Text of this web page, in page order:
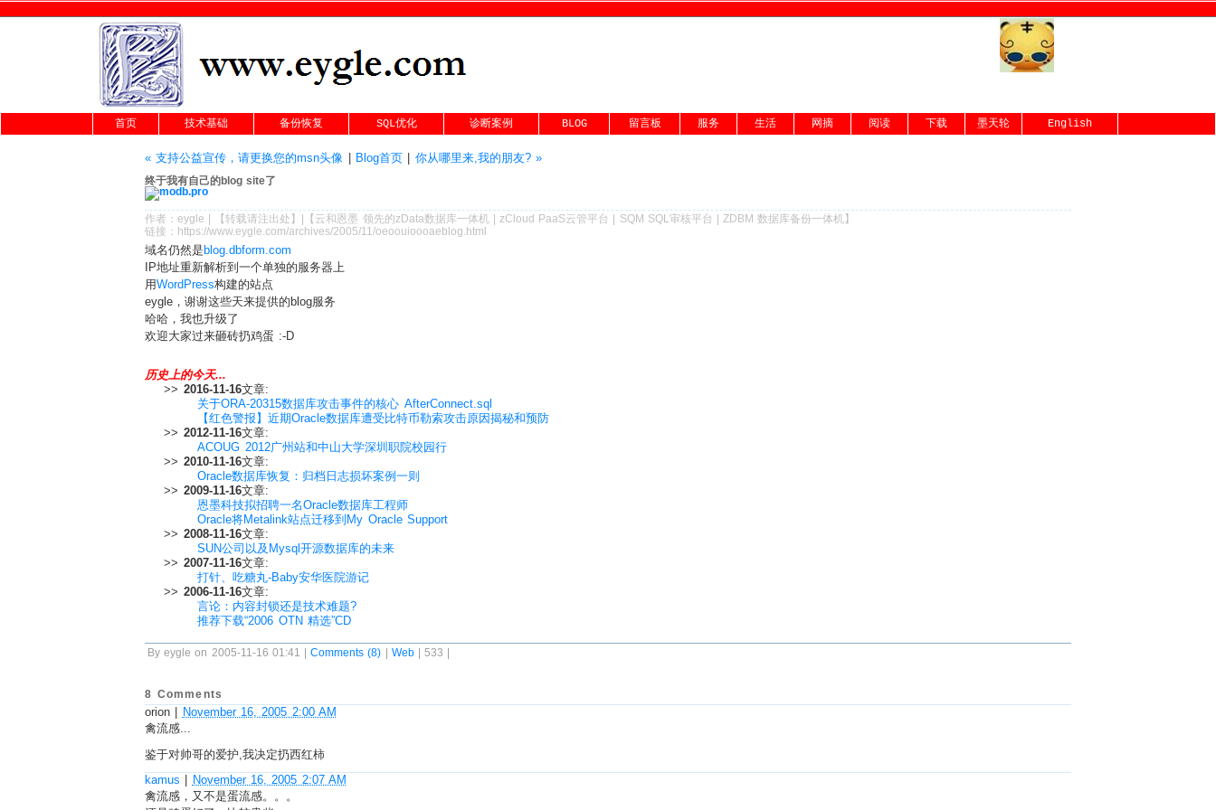
首页 技术基础 备份恢复 SQL优化 诊断案例 BLOG 留言板 服务 生活 网摘 阅读 下载 墨天轮 English
« 支持公益宣传，请更换您的msn头像 Blog首页| 你从哪里来,我的朋友? »
终于我有自己的blog site了
作者： eygle 【转载请注出处 】|【 云和恩墨 领先的zData数据库一体机|zCloud PaaS云管平台 SQM SQL审核平台 |ZDBM 数据库备份一体机】
链接： https://www.eygle.com/archives/2005/11/oeoouioooaeblog.html
域名仍然是blog.dbform.com
IP地址重新解析到一个单独的服务器上
用WordPress构建的站点
eygle，谢谢这些天来提供的blog服务
哈哈，我也升级了
欢迎大家过来砸砖扔鸡蛋 :-D
历史上的今天...
>> 2016-11-16文章:
关于ORA-20315数据库攻击事件的核心 AfterConnect.sql
【红色警报】近期Oracle数据库遭受比特币勒索攻击原因揭秘和预防
>> 2012-11-16文章:
ACOUG 2012广州站和中山大学深圳职院校园行
>> 2010-11-16文章:
Oracle数据库恢复：归档日志损坏案例一则
>> 2009-11-16文章:
恩墨科技拟招聘一名Oracle数据库工程师
Oracle将Metalink站点迁移到My Oracle Support
>> 2008-11-16文章:
SUN公司以及Mysql开源数据库的未来
>> 2007-11-16文章:
打针、吃糖丸-Baby安华医院游记
>> 2006-11-16文章:
言论：内容封锁还是技术难题?
推荐下载“2006 OTN 精选”CD
By eygle on 2005-11-16 01:41 |Comments (8) | Web| 533 |
8 Comments
orion | November 16, 2005 2:00 AM
禽流感...
鉴于对帅哥的爱护,我决定扔西红柿
kamus | November 16, 2005 2:07 AM
禽流感，又不是蛋流感。。。